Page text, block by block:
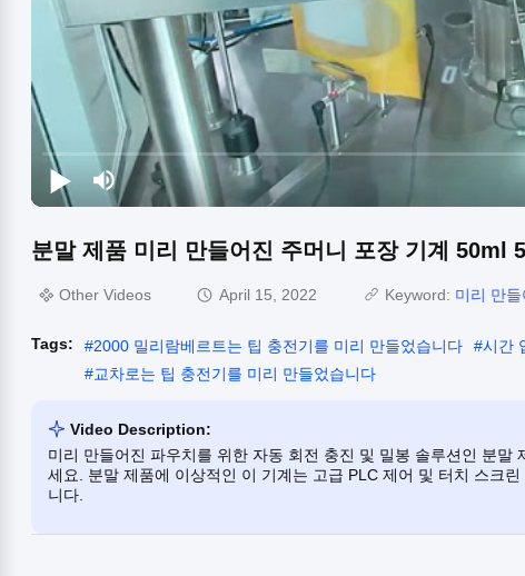
분말 제품 미리 만들어진 주머니 포장 기계 50ml
Other Videos April 15, 2022 Keyword: 미리 만
Tags: #2000 밀리람베르트는 팁 충전기를 미리 만들었습니다 #시간
#교차로는 팁 충전기를 미리 만들었습니다
Video Description:
미리 만들어진 파우치를 위한 자동 회전 충진 및 밀봉 솔루션인 분
세요. 분말 제품에 이상적인 이 기계는 고급 PLC 제어 및 터치 스크
니다.